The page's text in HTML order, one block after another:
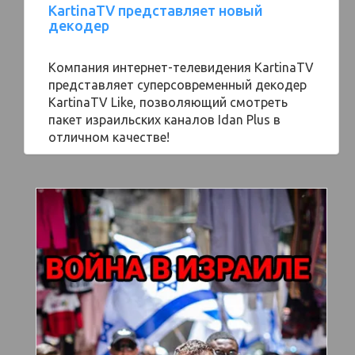
KartinaTV представляет новый
декодер
Компания интернет-телевидения KartinaTV
представляет суперсовременный декодер
KartinaTV Like, позволяющий смотреть
пакет израильских каналов Idan Plus в
отличном качестве!